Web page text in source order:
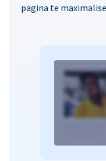
pagina te